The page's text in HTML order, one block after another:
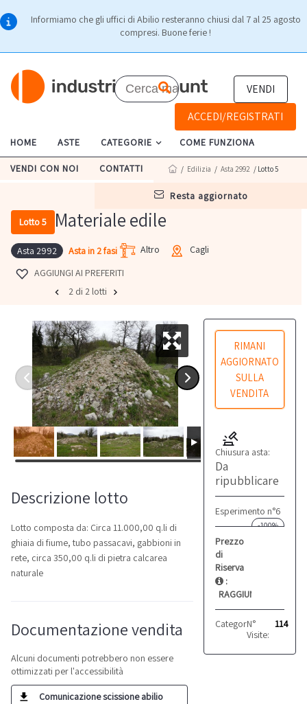
Informiamo che gli uffici di Abilio resteranno chiusi dal 7 al 25 agosto
compresi. Buone ferie !
VENDI
ACCEDI/REGISTRATI
HOME ASTE CATEGORIE COME FUNZIONA
VENDI CON NOI CONTATTI
resta aggiornato
/ Edilizia / Asta 2992 / Lotto 5
Lotto 5 Materiale edile
Asta 2992 Asta in 2 fasi Altro
Cagli
AGGIUNGI AI PREFERITI
2 di 2 lotti
RIMANI
AGGIORNATO
SULLA
VENDITA
Chiusura asta:
Da
ripubblicare
Esperimento n°6
-100%
Prezzo
di
Riserva
:
RAGGIUNTO
Categoria: Altro
N°
Visite:
114
Descrizione lotto
Lotto composta da: Circa 11.000,00 q.li di
ghiaia di fiume, tubo passacavi, gabbioni in
rete, circa 350,00 q.li di pietra calcarea
naturale
Documentazione vendita
Alcuni documenti potrebbero non essere
ottimizzati per l'accessibilità
Comunicazione scissione abilio